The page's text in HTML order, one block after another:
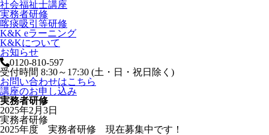
社会福祉士講座
実務者研修
喀痰吸引等研修
K&K eラーニング
K&Kについて
お知らせ
0120-810-597
受付時間 8:30～17:30 (土・日・祝日除く)
お問い合わせはこちら
講座のお申し込み
実務者研修
2025年2月3日
実務者研修
2025年度 実務者研修 現在募集中です！